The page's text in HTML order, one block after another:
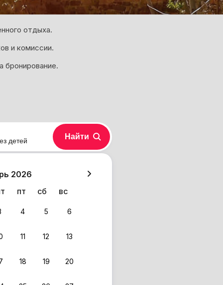
отдыха.
и комиссии.
бронирование.
2026
пт сб вс
4 5 6
11 12 13
18 19 20
детей Найти